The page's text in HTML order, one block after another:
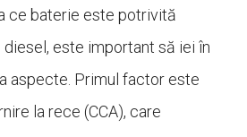
ce baterie este potrivită
este important să iei în
aspecte. Primul factor este
la rece (CCA), care